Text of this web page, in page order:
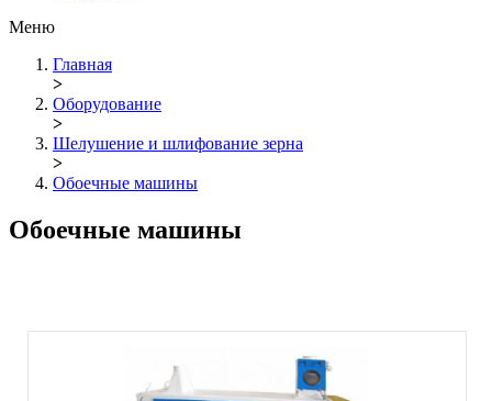
Меню
Главная
>
Оборудование
>
Шелушение и шлифование зерна
>
Обоечные машины
Обоечные машины